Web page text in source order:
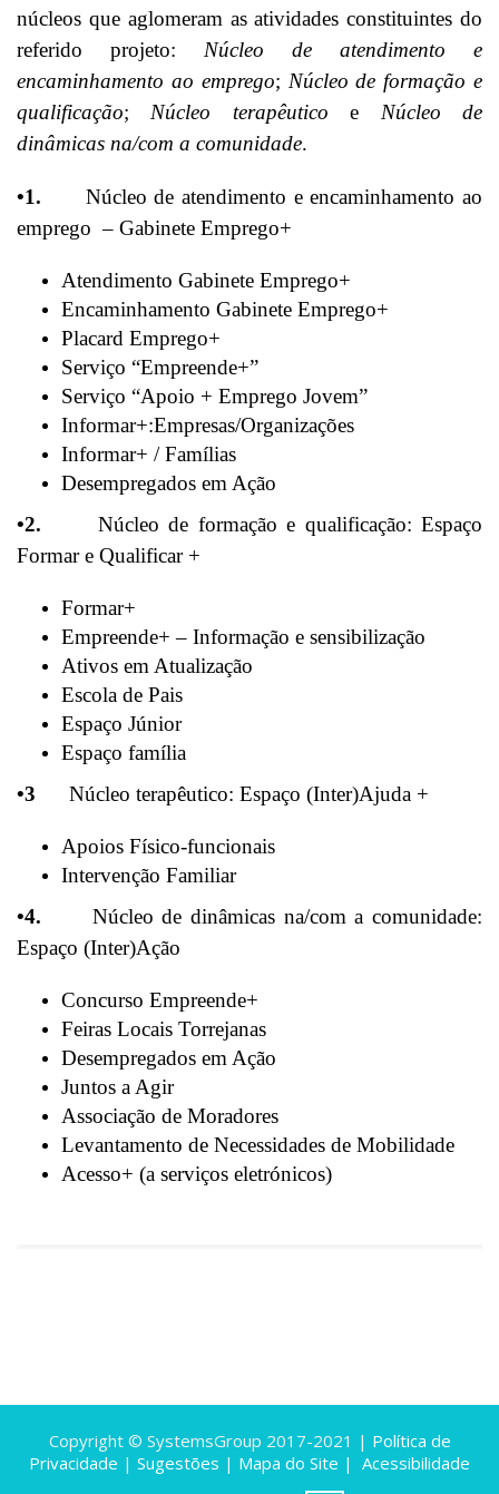
núcleos que aglomeram as atividades constituintes do
referido projeto: Núcleo de atendimento e
encaminhamento ao emprego; Núcleo de formação e
qualificação; Núcleo terapêutico e Núcleo de
dinâmicas na/com a comunidade.
•1. Núcleo de atendimento e encaminhamento ao
emprego – Gabinete Emprego+
Atendimento Gabinete Emprego+
Encaminhamento Gabinete Emprego+
Placard Emprego+
Serviço “Empreende+”
Serviço “Apoio + Emprego Jovem”
Informar+:Empresas/Organizações
Informar+ / Famílias
Desempregados em Ação
•2. Núcleo de formação e qualificação: Espaço
Formar e Qualificar +
Formar+
Empreende+ – Informação e sensibilização
Ativos em Atualização
Escola de Pais
Espaço Júnior
Espaço família
•3 Núcleo terapêutico: Espaço (Inter)Ajuda +
Apoios Físico-funcionais
Intervenção Familiar
•4. Núcleo de dinâmicas na/com a comunidade:
Espaço (Inter)Ação
Concurso Empreende+
Feiras Locais Torrejanas
Desempregados em Ação
Juntos a Agir
Associação de Moradores
Levantamento de Necessidades de Mobilidade
Acesso+ (a serviços eletrónicos)
Copyright © SystemsGroup 2017-2021 | Política de
Privacidade | Sugestões | Mapa do Site | Acessibilidade